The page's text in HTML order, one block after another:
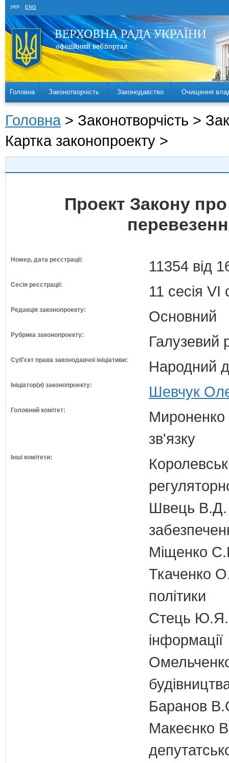
УКР ENG
Головна Законотворчість Законодавство Очищення
Головна > Законотворчість >
Картка законопроекту >
Проект Закону
Номер, дата реєстрації: 11354 від
Сесія реєстрації: 11 сесія VI
Редакція законопроекту: Основний
Рубрика законопроекту: Галузевий
Суб'єкт права законодавчої ініціативи: Народний
Ініціатор(и) законопроекту: Шевчук
Головний комітет:
Мироненко
зв'язку
Інші комітети:
Швець В.Д.
Міщенко
Ткаченко
політики
Стець Ю.Я.
інформації
Баранов
Макеєнко